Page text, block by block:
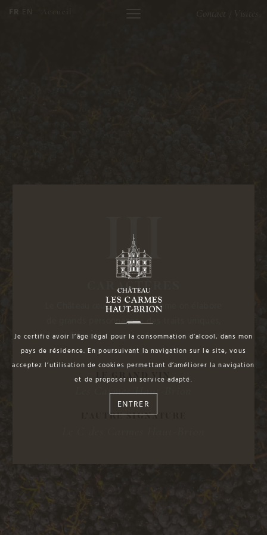
FR EN Contact Visites
III
CARACTÈRES
Le Château œuvre au vin comme on élabore
de grands personnages : des traits uniques,
des tempéraments soignés, des expressions nobles
et pleines de promesses.
LE GRAND VIN
Les Carmes Haut-Brion
L’AUTRE SIGNATURE
Je certifie avoir l’âge légal pour la consommation d’alcool, dans mon
pays de résidence. En poursuivant la navigation sur le site, vous
acceptez l’utilisation de cookies permettant d’améliorer la navigation
et de proposer un service adapté.
ENTRER